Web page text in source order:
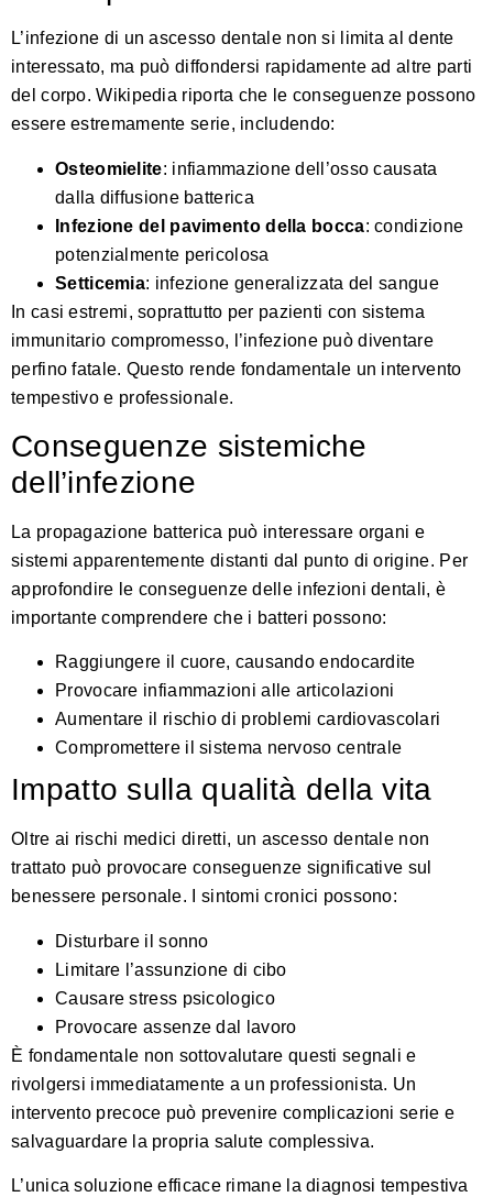
L’infezione di un ascesso dentale non si limita al dente
interessato, ma può diffondersi rapidamente ad altre parti
del corpo.Wikipedia riporta che le conseguenze possono
essere estremamente serie, includendo:
Osteomielite: infiammazione dell’osso causata
dalla diffusione batterica
Infezione del pavimento della bocca: condizione
potenzialmente pericolosa
Setticemia: infezione generalizzata del sangue
In casi estremi, soprattutto per pazienti con sistema
immunitario compromesso, l’infezione può diventare
perfino fatale. Questo rende fondamentale un intervento
tempestivo e professionale.
Conseguenze sistemiche
dell’infezione
La propagazione batterica può interessare organi e
sistemi apparentemente distanti dal punto di origine. Per
approfondire le conseguenze delle infezioni dentali, è
importante comprendere che i batteri possono:
Raggiungere il cuore, causando endocardite
Provocare infiammazioni alle articolazioni
Aumentare il rischio di problemi cardiovascolari
Compromettere il sistema nervoso centrale
Impatto sulla qualità della vita
Oltre ai rischi medici diretti, un ascesso dentale non
trattato può provocare conseguenze significative sul
benessere personale. I sintomi cronici possono:
Disturbare il sonno
Limitare l’assunzione di cibo
Causare stress psicologico
Provocare assenze dal lavoro
È fondamentale non sottovalutare questi segnali e
rivolgersi immediatamente a un professionista. Un
intervento precoce può prevenire complicazioni serie e
salvaguardare la propria salute complessiva.
L’unica soluzione efficace rimane la diagnosi tempestiva